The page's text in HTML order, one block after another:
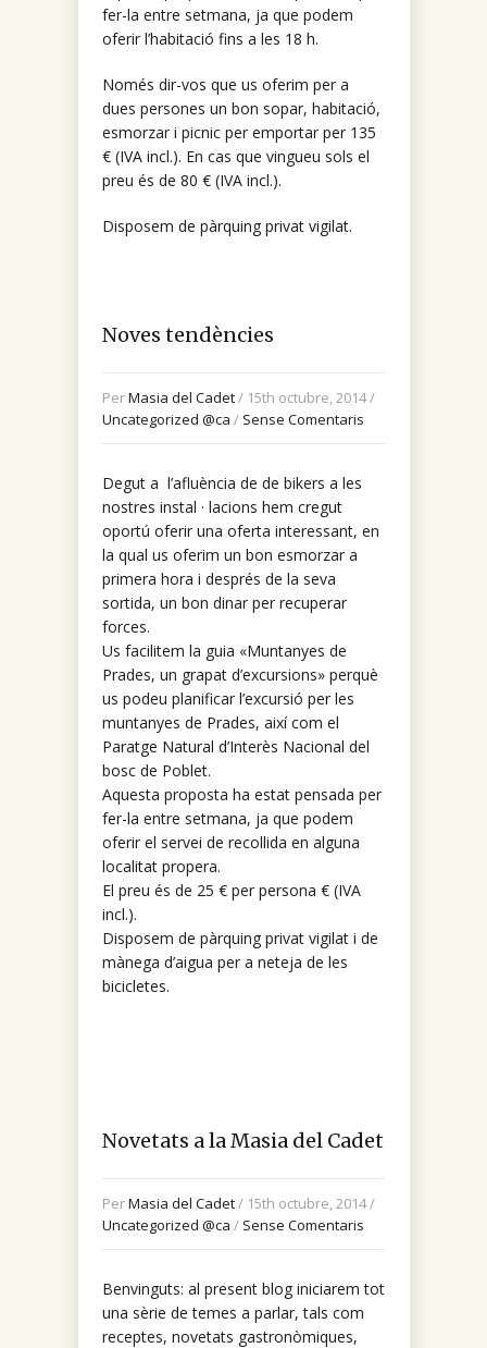
fer-la entre setmana, ja que podem
oferir l’habitació fins a les 18 h.
Només dir-vos que us oferim per a
dues persones un bon sopar, habitació,
esmorzar i picnic per emportar per 135
€ (IVA incl.). En cas que vingueu sols el
preu és de 80 € (IVA incl.).
Disposem de pàrquing privat vigilat.
Noves tendències
PerMasia del Cadet/ 15th octubre, 2014 /
Uncategorized @ca / Sense Comentaris
Degut a l’afluència de de bikers a les
nostres instal · lacions hem cregut
oportú oferir una oferta interessant, en
la qual us oferim un bon esmorzar a
primera hora i després de la seva
sortida, un bon dinar per recuperar
forces.
Us facilitem la guia «Muntanyes de
Prades, un grapat d’excursions» perquè
us podeu planificar l’excursió per les
muntanyes de Prades, així com el
Paratge Natural d’Interès Nacional del
bosc de Poblet.
Aquesta proposta ha estat pensada per
fer-la entre setmana, ja que podem
oferir el servei de recollida en alguna
localitat propera.
El preu és de 25 € per persona € (IVA
incl.).
Disposem de pàrquing privat vigilat i de
mànega d’aigua per a neteja de les
bicicletes.
Novetats a la Masia del Cadet
PerMasia del Cadet/ 15th octubre, 2014 /
Uncategorized @ca / Sense Comentaris
Benvinguts: al present blog iniciarem tot
una sèrie de temes a parlar, tals com
receptes, novetats gastronòmiques,